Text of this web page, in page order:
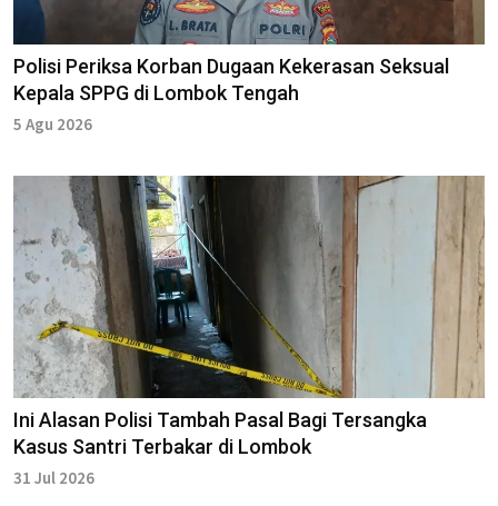
Polisi Periksa Korban Dugaan Kekerasan Seksual
Kepala SPPG di Lombok Tengah
5 Agu 2026
Ini Alasan Polisi Tambah Pasal Bagi Tersangka
Kasus Santri Terbakar di Lombok
31 Jul 2026